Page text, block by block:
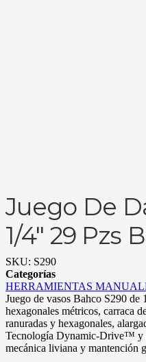
Juego De
1/4″ 29 Pzs
SKU: S290
Categorías
HERRAMIENTAS
Juego de vasos Bahco S290 de
hexagonales métricos, carraca
ranuradas y hexagonales,
Tecnología Dynamic-Drive™ y
mecánica liviana y mantención